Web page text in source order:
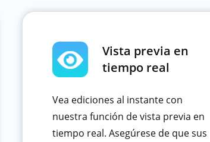
Vista previa en
tiempo real
Vea ediciones al instante con
nuestra función de vista previa en
tiempo real. Asegúrese de que sus